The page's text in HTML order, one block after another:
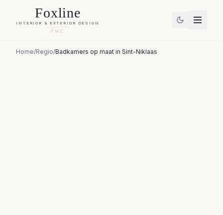
Foxline
INTERIOR & EXTERIOR DESIGN
FWC
Home/Regio/Badkamers op maat in Sint-Niklaas